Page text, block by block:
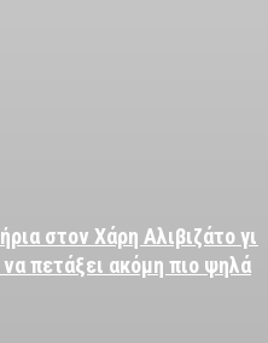
στον Χάρη Αλιβιζάτο για
πετάξει ακόμη πιο ψηλά